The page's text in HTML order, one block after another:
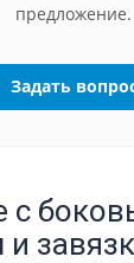
предложение.
Задать
с
и